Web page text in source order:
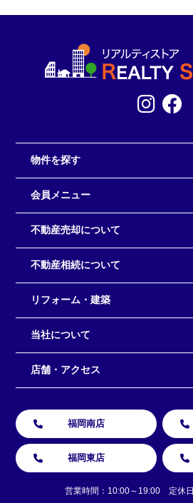
物件を探す
会員メニュー
不動産売却について
不動産相続について
リフォーム・建築
当社について
店舗・アクセス
福岡南店
福岡東店
営業時間：10:00～19:00 定休日